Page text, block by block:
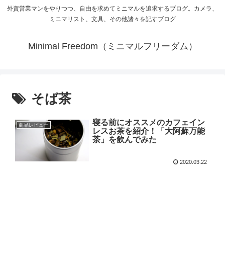
外資営業マンをやりつつ、自由を求めてミニマルを追求するブログ。カメラ、
ミニマリスト、文具、その他諸々を記すブログ
Minimal Freedom（ミニマルフリーダム）
そば茶
商品レビュー
寝る前にオススメのカフェイン
レスお茶を紹介！「大阿蘇万能
茶」を飲んでみた
2020.03.22